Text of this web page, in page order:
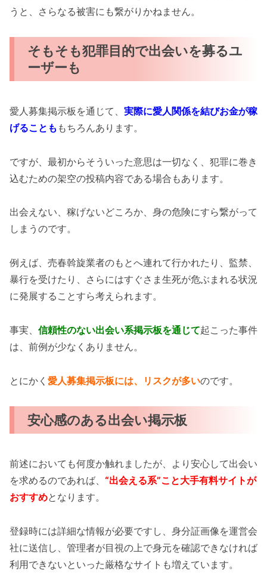
うと、さらなる被害にも繋がりかねません。
そもそも犯罪目的で出会いを募るユ
ーザーも
愛人募集掲示板を通じて、 実際に愛人関係を結びお金が稼
げることも もちろんあります。
ですが、最初からそういった意思は一切なく、犯罪に巻き
込むための架空の投稿内容である場合もあります。
出会えない、稼げないどころか、身の危険にすら繋がって
しまうのです。
例えば、売春斡旋業者のもとへ連れて行かれたり、監禁、
暴行を受けたり、さらにはすぐさま生死が危ぶまれる状況
に発展することすら考えられます。
事実、 信頼性のない出会い系掲示板を通じて起こった事件
は、前例が少なくありません。
とにかく 愛人募集掲示板には、リスクが多いのです。
安心感のある出会い掲示板
前述においても何度か触れましたが、より安心して出会い
を求めるのであれば、 “出会える系”こと大手有料サイトが
おすすめとなります。
登録時には詳細な情報が必要ですし、身分証画像を運営会
社に送信し、管理者が目視の上で身元を確認できなければ
利用できないといった厳格なサイトも増えています。